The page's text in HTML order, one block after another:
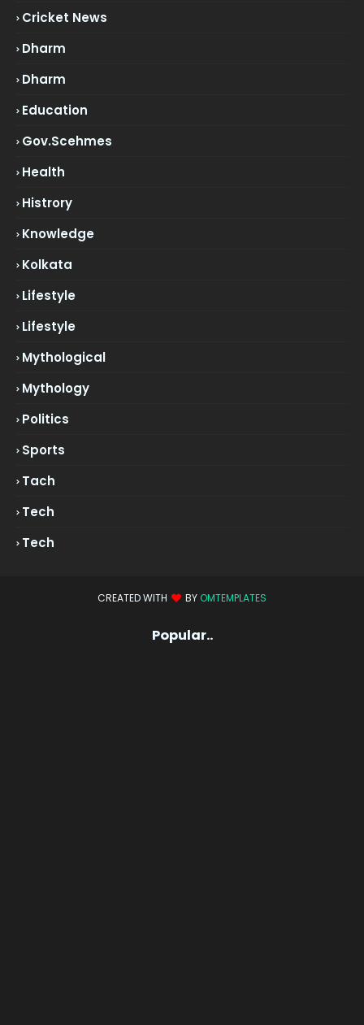
Cricket News
Dharm
Dharm
Education
Gov.scehmes
Health
Histrory
Knowledge
Kolkata
Lifestyle
Lifestyle
Mythological
Mythology
Politics
Sports
Tach
Tech
Tech
CREATED WITH BY OMTEMPLATES
Popular..